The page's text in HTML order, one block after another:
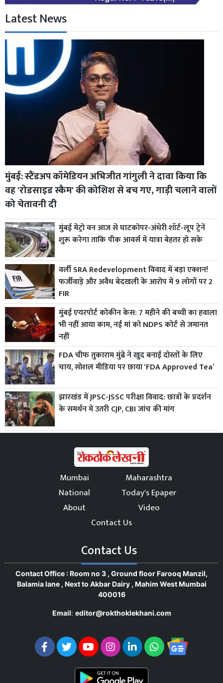
Latest News
मुंबई: स्टैंडअप कॉमेडियन अभिजीत गांगुली ने दावा किया कि
वह 'रोडसाइड स्कैम' की कोशिश से बच गए, गाड़ी चलाने वालों
को चेतावनी दी
मुंबई मेट्रो वन आज से घाटकोपर-अंधेरी शॉर्ट-लूप ट्रेनें
शुरू करेगा ताकि पीक आवर्स में यात्रा बेहतर हो सके
वर्ली SRA Redevelopment विवाद में बड़ा एक्शन!
फर्जीवाड़े और अवैध बेदखली के आरोप में 9 लोगों पर 2
FIR
मुंबई एयरपोर्ट कोकीन केस: 7 महीने की बच्ची का हवाला
भी नहीं आया काम, नई मां को NDPS कोर्ट से जमानत
नहीं
FDA चीफ तुकाराम मुंढे ने खुद बनाई दोस्तों के लिए
चाय, सोशल मीडिया पर छाया ‘FDA Approved Tea’
झारखंड में JPSC-JSSC परीक्षा विवाद: छात्रों के प्रदर्शन
के समर्थन में उतरी CJP, CBI जांच की मांग
Mumbai
Maharashtra
National
Today's Epaper
About
Video
Contact Us
Contact Us
Contact Office : Room no 3 , Ground floor Farooq Manzil,
Balamia lane , Next to Akbar Dairy , Mahim West Mumbai
400016
Email: editor@rokthoklekhani.com